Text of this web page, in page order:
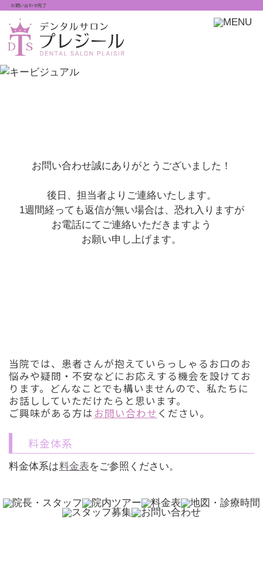
お問い合わせ完了
お問い合わせ誠にありがとうございました！
後日、担当者よりご連絡いたします。
1週間経っても返信が無い場合は、恐れ入りますが
お電話にてご連絡いただきますよう
お願い申し上げます。
当院では、患者さんが抱えていらっしゃるお口のお
悩みや疑問・不安などにお応えする機会を設けてお
ります。どんなことでも構いませんので、私たちに
お話ししていただけたらと思います。
ご興味がある方は お問い合わせ ください。
料金体系
料金体系は料金表をご参照ください。